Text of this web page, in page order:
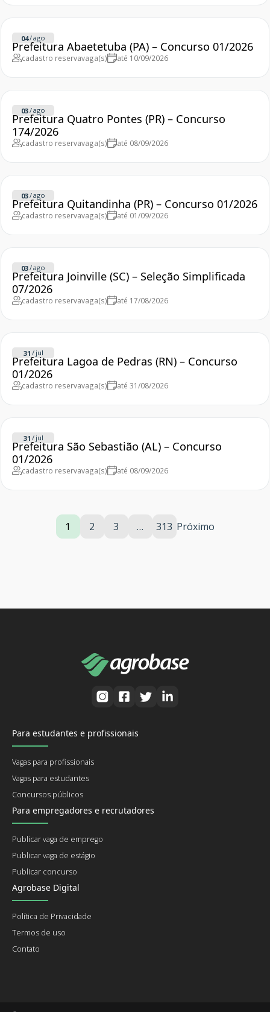
04/ago
Prefeitura Abaetetuba (PA) – Concurso 01/2026
cadastro reservavaga(s) até 10/09/2026
03/ago
Prefeitura Quatro Pontes (PR) – Concurso
174/2026
cadastro reservavaga(s) até 08/09/2026
03/ago
Prefeitura Quitandinha (PR) – Concurso 01/2026
cadastro reservavaga(s) até 01/09/2026
03/ago
Prefeitura Joinville (SC) – Seleção Simplificada
07/2026
cadastro reservavaga(s) até 17/08/2026
31 / jul
Prefeitura Lagoa de Pedras (RN) – Concurso
01/2026
cadastro reservavaga(s) até 31/08/2026
31 / jul
Prefeitura São Sebastião (AL) – Concurso
01/2026
cadastro reservavaga(s) até 08/09/2026
1 2 3 … 313 Próximo
Para estudantes e profissionais
Vagas para profissionais
Vagas para estudantes
Concursos públicos
Para empregadores e recrutadores
Publicar vaga de emprego
Publicar vaga de estágio
Publicar concurso
Agrobase Digital
Política de Privacidade
Termos de uso
Contato